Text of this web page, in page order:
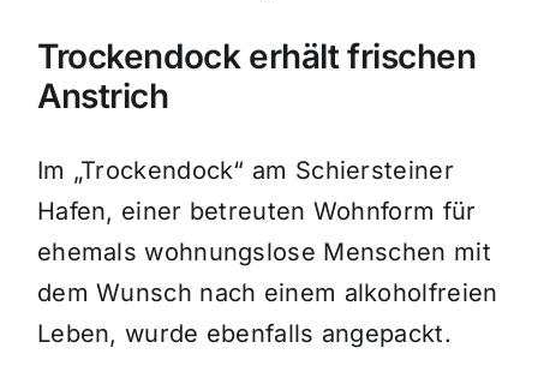
Trockendock erhält frischen
Anstrich
Im „Trockendock“ am Schiersteiner
Hafen, einer betreuten Wohnform für
ehemals wohnungslose Menschen mit
dem Wunsch nach einem alkoholfreien
Leben, wurde ebenfalls angepackt.